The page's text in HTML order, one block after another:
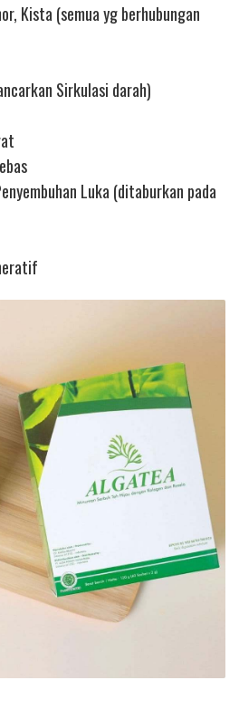
Kista (semua yg berhubungan
Sirkulasi darah)
Luka (ditaburkan pada